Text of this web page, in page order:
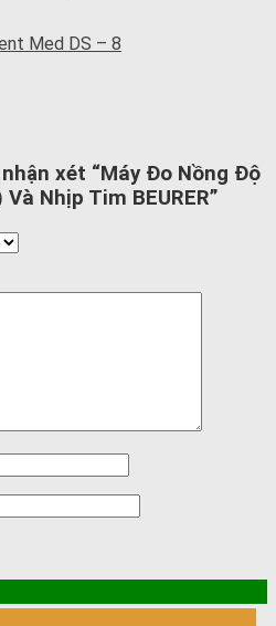
Med DS – 8
xét “Máy Đo Nồng Độ
Nhịp Tim BEURER”